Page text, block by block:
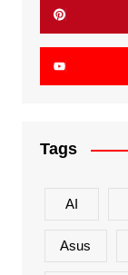
Tags
AI
Asus